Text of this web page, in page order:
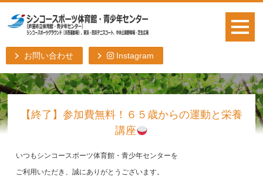
お問い合わせ Instagram
【終了】参加費無料！６５歳からの運動と栄養
講座
いつもシンコースポーツ体育館・青少年センターを
ご利用いただき、誠にありがとうございます。